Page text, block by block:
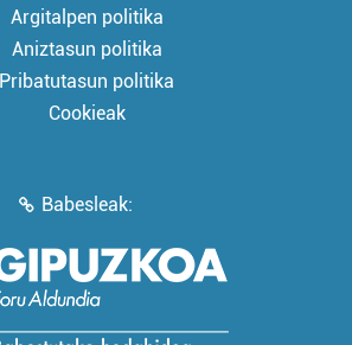
Argitalpen politika
Aniztasun politika
Pribatutasun politika
Cookieak
Babesleak: